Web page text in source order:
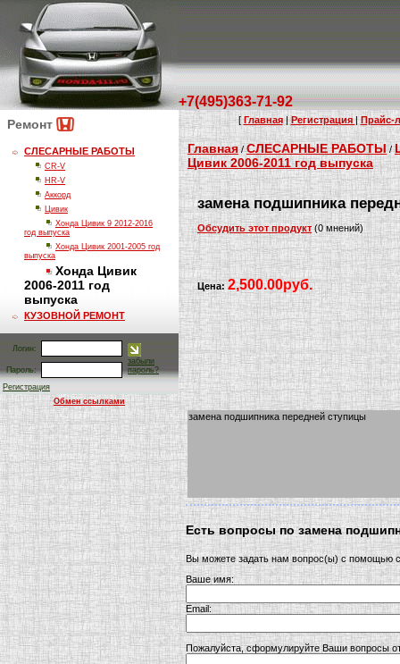
+7(495)363-71-92
Ремонт
СЛЕСАРНЫЕ РАБОТЫ
CR-V
HR-V
Аккорд
Цивик
Хонда Цивик 9 2012-2016
год выпуска
Хонда Цивик 2001-2005 год
выпуска
Хонда Цивик
2006-2011 год
выпуска
КУЗОВНОЙ РЕМОНТ
Логин:
Пароль:
забыли
пароль?
Регистрация
Обмен ссылками
[ Главная | Регистрация|Прайс-
Главная/СЛЕСАРНЫЕ РАБОТЫ/
Цивик 2006-2011 год выпуска
замена подшипника
Обсудить этот продукт(0 мнений)
Цена:2,500.00руб.
замена подшипника передней ступицы
Есть вопросы по замена
Вы можете задать нам вопрос(ы) с
Ваше имя:
Email:
Пожалуйста, сформулируйте Ваши вопросы